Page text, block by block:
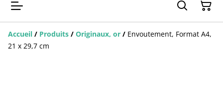
Accueil / Produits / Originaux, or / Envoutement, Format A4,
21 x 29,7 cm